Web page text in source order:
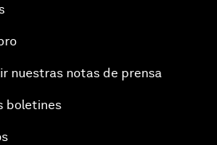
nuestras notas de prensa
boletines